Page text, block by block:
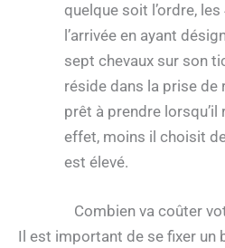
quelque soit l’ordre,
l’arrivée en ayant
sept chevaux sur son
réside dans la prise de
prêt à prendre
effet, moins il choisit
est élevé.
Combien va coûter
Il est important de se fixer un